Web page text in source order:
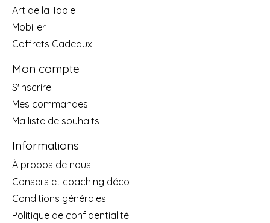
Art de la Table
Mobilier
Coffrets Cadeaux
Mon compte
S'inscrire
Mes commandes
Ma liste de souhaits
Informations
À propos de nous
Conseils et coaching déco
Conditions générales
Politique de confidentialité